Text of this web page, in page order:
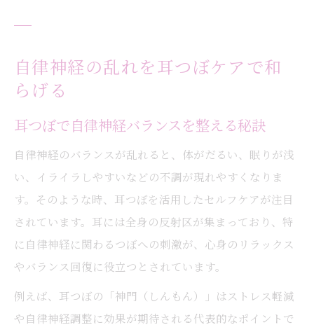
自律神経の乱れを耳つぼケアで和
らげる
耳つぼで自律神経バランスを整える秘訣
自律神経のバランスが乱れると、体がだるい、眠りが浅
い、イライラしやすいなどの不調が現れやすくなりま
す。そのような時、耳つぼを活用したセルフケアが注目
されています。耳には全身の反射区が集まっており、特
に自律神経に関わるつぼへの刺激が、心身のリラックス
やバランス回復に役立つとされています。
例えば、耳つぼの「神門（しんもん）」はストレス軽減
や自律神経調整に効果が期待される代表的なポイントで